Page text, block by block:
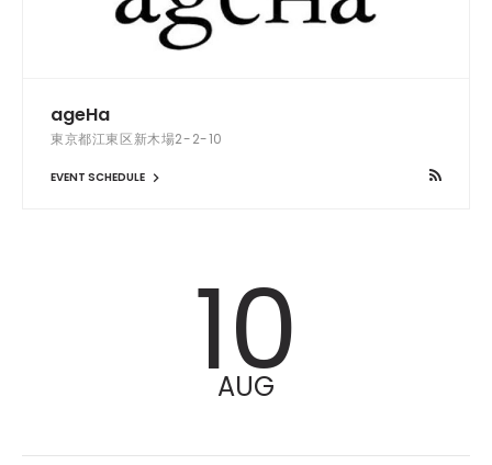
ageHa
東京都江東区新木場2-2-10
EVENT SCHEDULE
10
AUG